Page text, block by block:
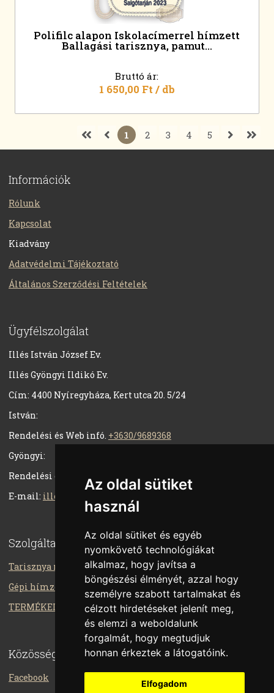
Az oldal sütiket
használ
Az oldal sütiket és egyéb
nyomkövető technológiákat
alkalmaz, hogy javítsa a
böngészési élményét, azzal hogy
személyre szabott tartalmakat és
célzott hirdetéseket jelenít meg,
és elemzi a weboldalunk
forgalmát, hogy megtudjuk
honnan érkeztek a látogatóink.
Elfogadom
Polifilc alapon Iskolacímerrel hímzett
Ballagási tarisznya, pamut...
Bruttó ár:
1 650,00 Ft/ db
1 2 3 4 5
Információk
Rólunk
Kapcsolat
Kiadvány
Adatvédelmi Tájékoztató
Általános Szerződési Feltételek
Ügyfélszolgálat
Illés István József Ev.
Illés Gyöngyi Ildikó Ev.
Cím: 4400 Nyíregyháza, Kert utca 20. 5/24
István:
Rendelési és Web infó. +3630/9689368
Gyöngyi:
Rendelési és száll. infó.
+3630/3404314
E-mail: illesballagas@gmail.com
Szolgáltatásaink
Tarisznya múzeum
Gépi hímzés, emblémázás
TERMÉKEINK
Közösségi média
Facebook